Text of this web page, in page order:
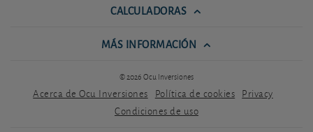
CALCULADORAS
MÁS INFORMACIÓN
© 2026 Ocu Inversiones
Acerca de Ocu Inversiones Política de cookies Privacy
Condiciones de uso